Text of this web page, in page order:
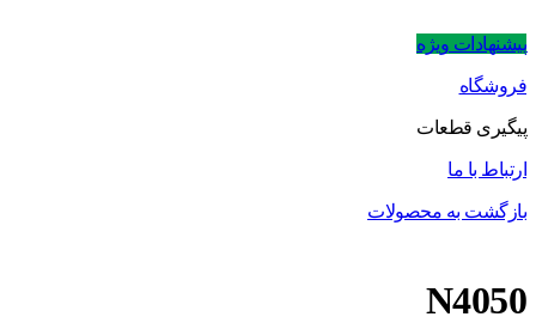
پیشنهادات ویژه
فروشگاه
پیگیری قطعات
ارتباط با ما
بازگشت به محصولات
N4050